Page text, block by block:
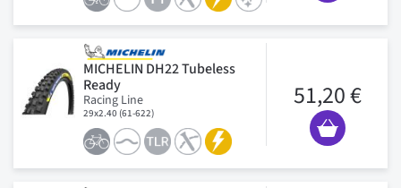
MICHELIN DH22 Tubeless
Ready
Racing Line
29x2.40 (61-622)
51,20 €